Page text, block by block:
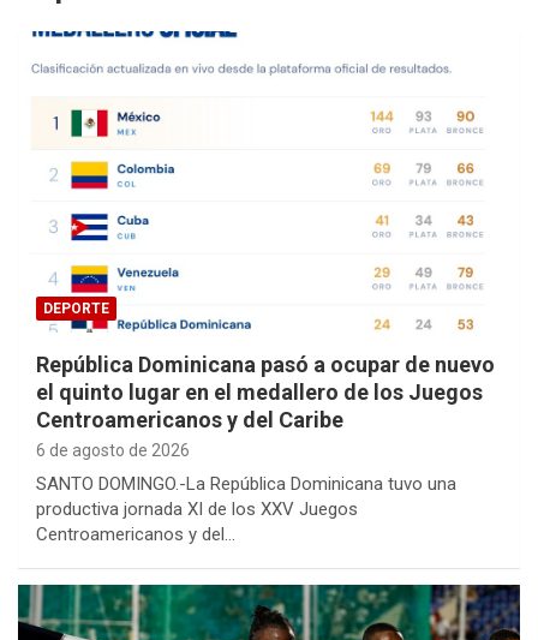
DEPORTE
República Dominicana pasó a ocupar de nuevo
el quinto lugar en el medallero de los Juegos
Centroamericanos y del Caribe
6 de agosto de 2026
SANTO DOMINGO.-La República Dominicana tuvo una
productiva jornada XI de los XXV Juegos
Centroamericanos y del…